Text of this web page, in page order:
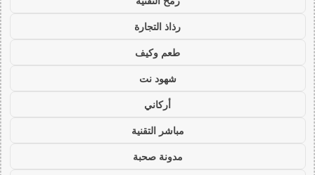
رذاذ التجارة
طعم وكيف
شهود نت
أركاني
مباشر التقنية
مدونة صحبة